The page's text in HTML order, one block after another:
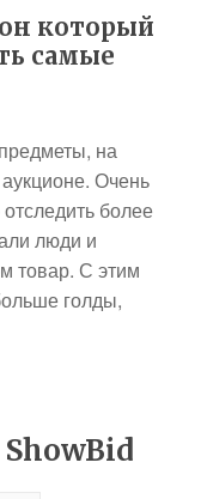
который
самые
на
Очень
более
люди и
товар. С этим
голды,